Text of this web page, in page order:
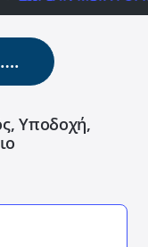
Υποδοχή,